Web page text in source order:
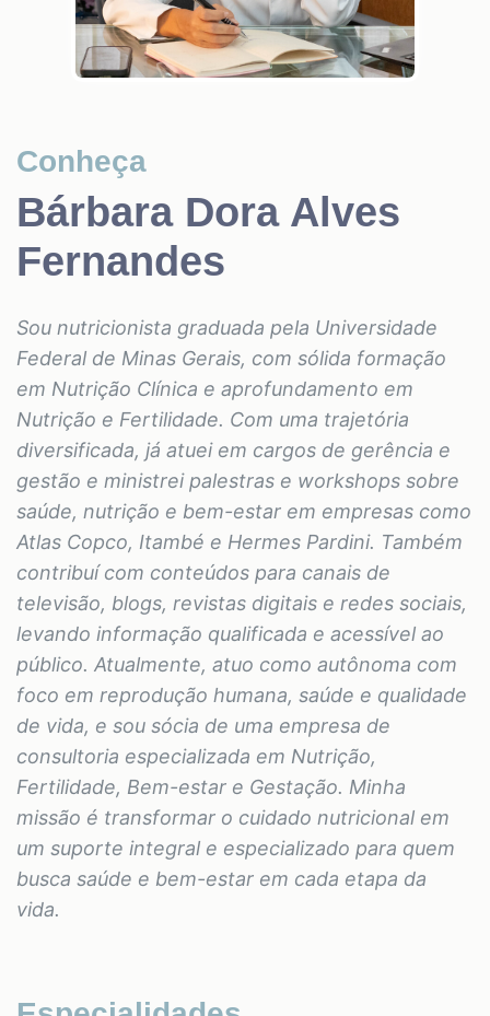
Conheça
Bárbara Dora Alves
Fernandes
Sou nutricionista graduada pela Universidade
Federal de Minas Gerais, com sólida formação
em Nutrição Clínica e aprofundamento em
Nutrição e Fertilidade. Com uma trajetória
diversificada, já atuei em cargos de gerência e
gestão e ministrei palestras e workshops sobre
saúde, nutrição e bem-estar em empresas como
Atlas Copco, Itambé e Hermes Pardini. Também
contribuí com conteúdos para canais de
televisão, blogs, revistas digitais e redes sociais,
levando informação qualificada e acessível ao
público. Atualmente, atuo como autônoma com
foco em reprodução humana, saúde e qualidade
de vida, e sou sócia de uma empresa de
consultoria especializada em Nutrição,
Fertilidade, Bem-estar e Gestação. Minha
missão é transformar o cuidado nutricional em
um suporte integral e especializado para quem
busca saúde e bem-estar em cada etapa da
vida.